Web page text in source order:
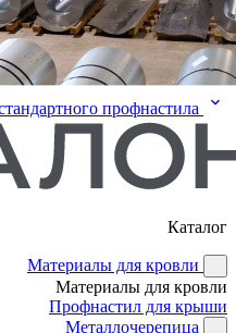
профнастила
Каталог
Материалы для кровли
Материалы для кровли
Профнастил для крыши
Металлочерепица